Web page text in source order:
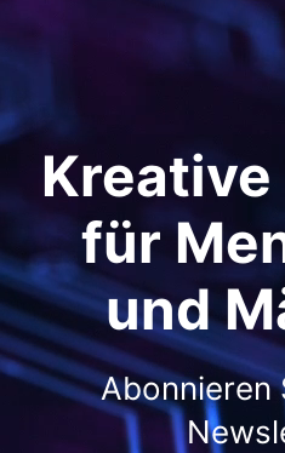
für
und
Abonnieren